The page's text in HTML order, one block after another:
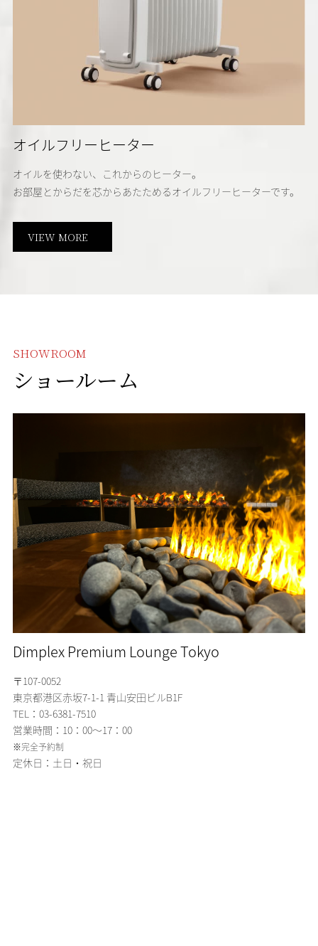
オイルフリーヒーター
オイルを使わない、これからのヒーター。
お部屋とからだを芯からあたためるオイルフリーヒーターです。
VIEW MORE
SHOWROOM
ショールーム
Dimplex Premium Lounge Tokyo
〒107-0052
東京都港区赤坂7-1-1 青山安田ビルB1F
TEL：03-6381-7510
営業時間：10：00～17：00
※完全予約制
定休日：土日・祝日